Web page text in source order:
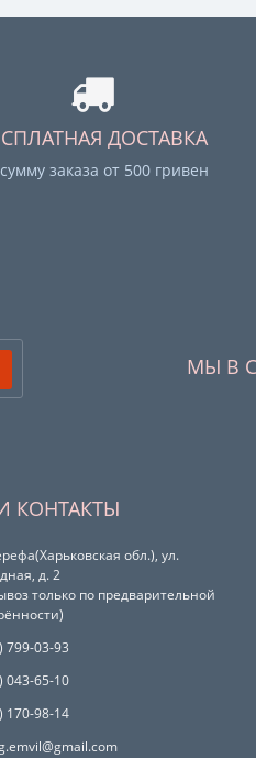
ДОСТАВКА
заказа от 500 гривен
МЫ В
КОНТАКТЫ
обл.), ул.
д. 2
только по предварительной
799-03-93
043-65-10
170-98-14